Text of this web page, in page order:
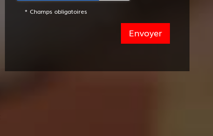
*Champs obligatoires